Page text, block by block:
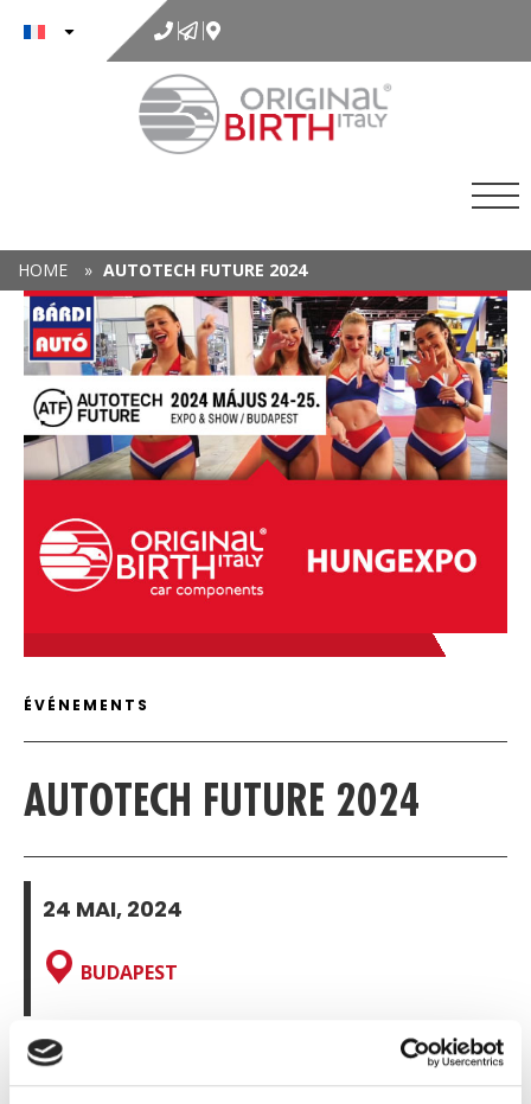
contenu
HOME » AUTOTECH FUTURE 2024
DÉTAILS DE L'ARTICLE
ÉVÉNEMENTS
AUTOTECH FUTURE 2024
24 MAI, 2024
BUDAPEST
Nous serons présents à AUTOTECH FUTURE 2024,